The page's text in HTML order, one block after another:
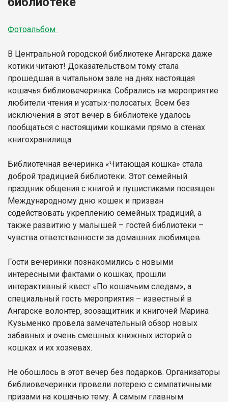
Фотоальбом
В Центральной городской библиотеке Ангарска даже
котики читают! Доказательством тому стала
прошедшая в читальном зале на днях настоящая
кошачья библиовечеринка. Собрались на мероприятие
любители чтения и усатых-полосатых. Всем без
исключения в этот вечер в библиотеке удалось
пообщаться с настоящими кошками прямо в стенах
книгохранилища.
Библиотечная вечеринка «Читающая кошка» стала
доброй традицией библиотеки. Этот семейный
праздник общения с книгой и пушистиками посвящен
Международному дню кошек и призван
содействовать укреплению семейных традиций, а
также развитию у малышей – гостей библиотеки –
чувства ответственности за домашних любимцев.
Гости вечеринки познакомились с новыми
интересными фактами о кошках, прошли
интерактивный квест «По кошачьим следам», а
специальный гость мероприятия – известный в
Ангарске волонтер, зоозащитник и книгочей Марина
Кузьменко провела замечательный обзор новых
забавных и очень смешных книжных историй о
кошках и их хозяевах.
Не обошлось в этот вечер без подарков. Организаторы
библиовечеринки провели лотерею с симпатичными
призами на кошачью тему. А самым главным